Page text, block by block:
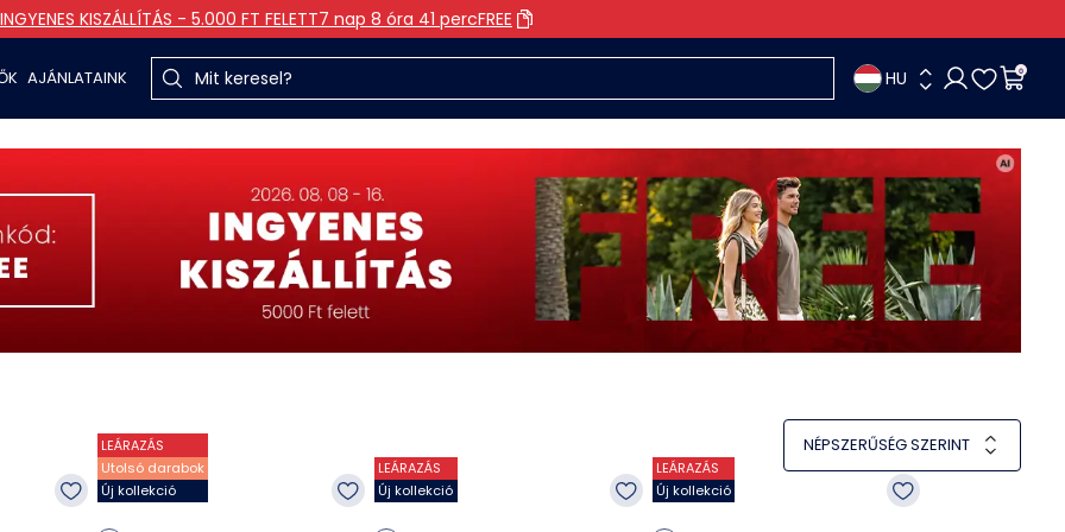
INGYENES KISZÁLLÍTÁS - 5.000 FT FELETT7 nap 8 óra 41 percFREE
AJÁNLATAINK HU 0
NÉPSZERŰSÉG SZERINT
LEÁRAZÁS
Utolsó darabok
Új kollekció
LEÁRAZÁS
Új kollekció
LEÁRAZÁS
Új kollekció